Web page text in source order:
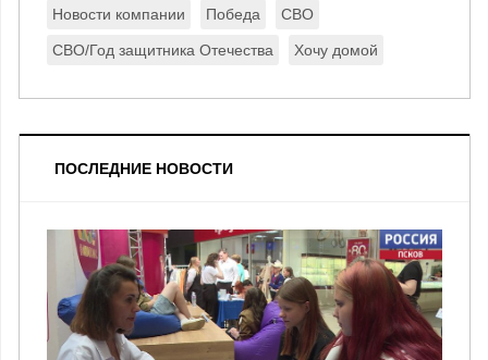
Новости компании Победа СВО
СВО/Год защитника Отечества Хочу домой
ПОСЛЕДНИЕ НОВОСТИ